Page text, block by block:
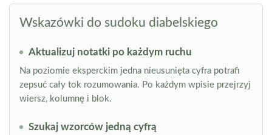
Wskazówki do sudoku diabelskiego
Aktualizuj notatki po każdym ruchu
Na poziomie eksperckim jedna nieusunięta cyfra potrafi
zepsuć cały tok rozumowania. Po każdym wpisie przejrzyj
wiersz, kolumnę i blok.
Szukaj wzorców jedną cyfrą